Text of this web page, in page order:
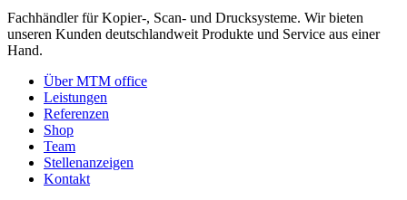
Fachhändler für Kopier-, Scan- und Drucksysteme. Wir bieten
unseren Kunden deutschlandweit Produkte und Service aus einer
Hand.
Über MTM office
Leistungen
Referenzen
Shop
Team
Stellenanzeigen
Kontakt